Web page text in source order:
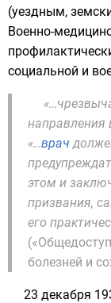
(уездным,
Военно-
социальной и
направления
«…врач
этом и
призвания,
его
болезней и
23 декабря